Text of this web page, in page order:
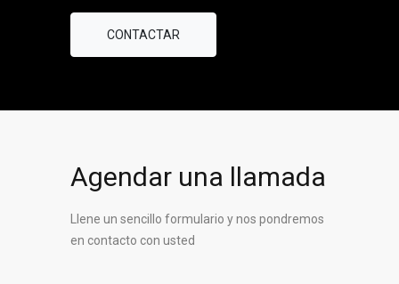
CONTACTAR
Agendar una llamada
Llene un sencillo formulario y nos pondremos
en contacto con usted